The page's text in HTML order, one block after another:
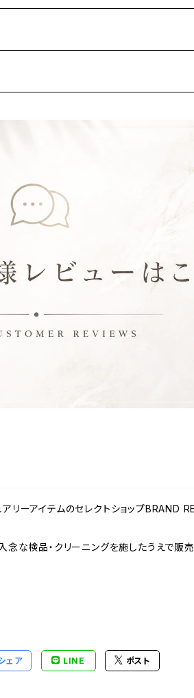
リーアイテムのセレクトショップBRAND
な検品・クリーニングを施したうえで販売
ェア LINE ポスト